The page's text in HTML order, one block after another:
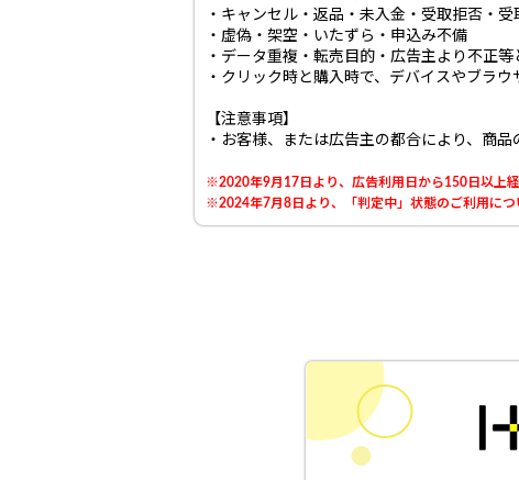
・キャンセル・返品・未入金・受取拒否・受
・虚偽・架空・いたずら・申込み不備
・データ重複・転売目的・広告主より不正
・クリック時と購入時で、デバイスやブラウ
【注意事項】
・お客様、または広告主の都合により、商
※2020年9月17日より、広告利用日から150日以上
※2024年7月8日より、「判定中」状態のご利用に